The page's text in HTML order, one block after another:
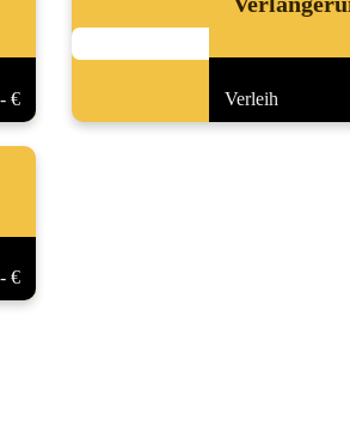
€ Verleih
€